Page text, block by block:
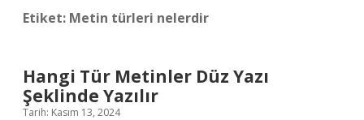
Etiket: Metin türleri nelerdir
Hangi Tür Metinler Düz Yazı
Şeklinde Yazılır
Tarih: Kasım 13, 2024